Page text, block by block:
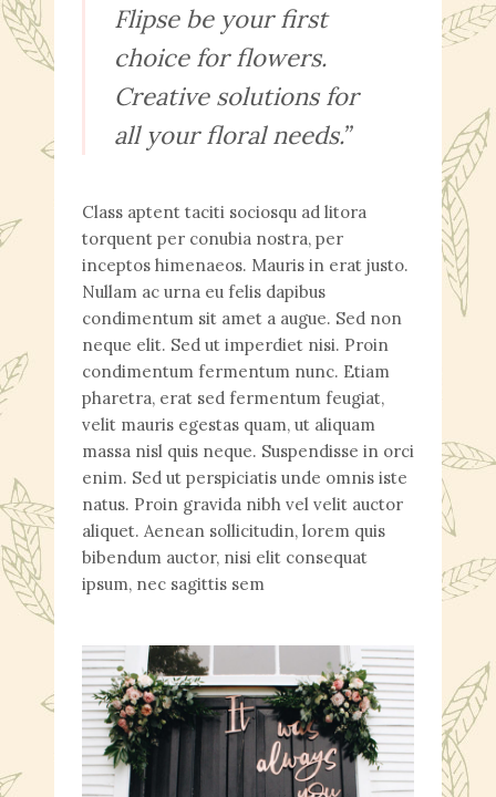
Flipse be your first
choice for flowers.
Creative solutions for
all your floral needs.”
Class aptent taciti sociosqu ad litora
torquent per conubia nostra, per
inceptos himenaeos. Mauris in erat justo.
Nullam ac urna eu felis dapibus
condimentum sit amet a augue. Sed non
neque elit. Sed ut imperdiet nisi. Proin
condimentum fermentum nunc. Etiam
pharetra, erat sed fermentum feugiat,
velit mauris egestas quam, ut aliquam
massa nisl quis neque. Suspendisse in orci
enim. Sed ut perspiciatis unde omnis iste
natus. Proin gravida nibh vel velit auctor
aliquet. Aenean sollicitudin, lorem quis
bibendum auctor, nisi elit consequat
ipsum, nec sagittis sem